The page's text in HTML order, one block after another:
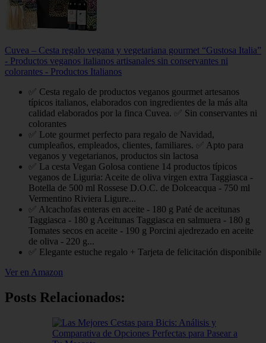
Cuvea – Cesta regalo vegana y vegetariana gourmet “Gustosa Italia”
- Productos veganos italianos artisanales sin conservantes ni
colorantes - Productos Italianos
✅ Cesta regalo de productos veganos gourmet artesanos
típicos italianos, elaborados con ingredientes de la más alta
calidad elaborados por la finca Cuvea. ✅ Sin conservantes ni
colorantes
✅ Lote gourmet perfecto para regalo de Navidad,
cumpleaños, empleados, clientes, familiares. ✅ Apto para
veganos y vegetarianos, productos sin lactosa
✅ La cesta Vegan Golosa contiene 14 productos típicos
veganos de Liguria: Aceite de oliva virgen extra Taggiasca -
Botella de 500 ml Rossese D.O.C. de Dolceacqua - 750 ml
Vermentino Riviera Ligure...
✅ Alcachofas enteras en aceite - 180 g Paté de aceitunas
Taggiasca - 180 g Aceitunas Taggiasca en salmuera - 180 g
Tomates secos en aceite - 190 g Porcini ajedrezado en aceite
de oliva - 220 g...
✅ Elegante estuche regalo + Tarjeta de felicitación disponibile
Ver en Amazon
Posts Relacionados: